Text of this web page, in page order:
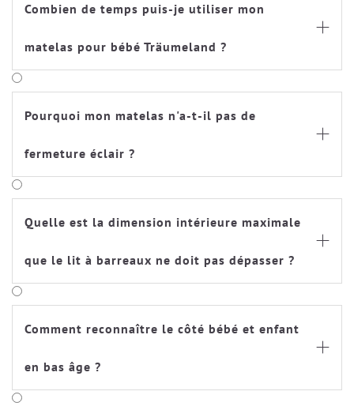
Combien de temps puis-je utiliser mon
matelas pour bébé Träumeland ?

Pourquoi mon matelas n'a-t-il pas de
fermeture éclair ?

Quelle est la dimension intérieure maximale
que le lit à barreaux ne doit pas dépasser ?

Comment reconnaître le côté bébé et enfant
en bas âge ?
